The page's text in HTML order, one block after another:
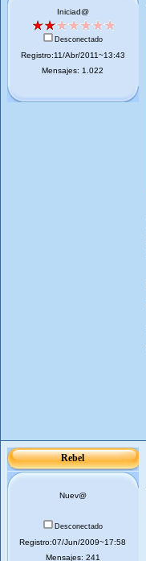
Iniciad@
Desconectado
Registro:11/Abr/2011~13:43
Mensajes: 1.022
Rebel
Nuev@
Desconectado
Registro:07/Jun/2009~17:58
Mensajes: 241